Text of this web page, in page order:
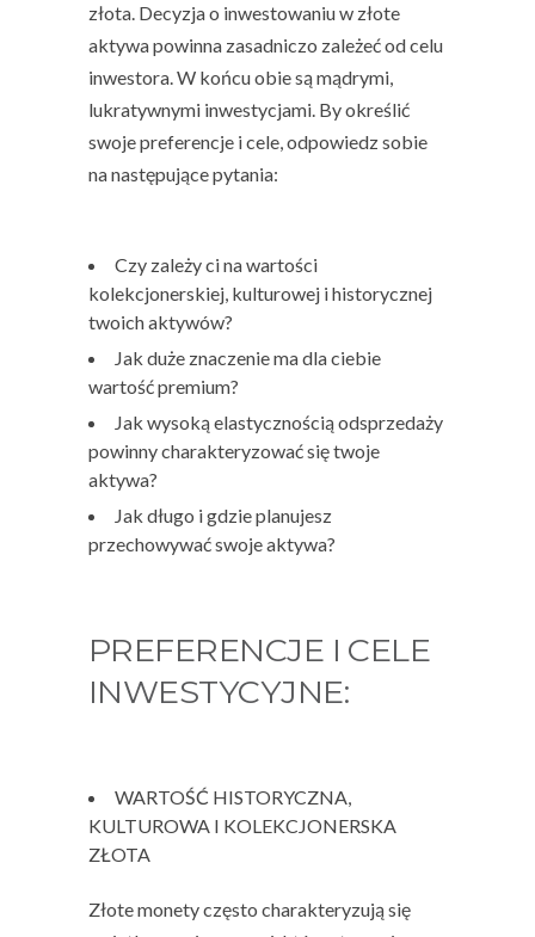
złota. Decyzja o inwestowaniu w złote
aktywa powinna zasadniczo zależeć od celu
inwestora. W końcu obie są mądrymi,
lukratywnymi inwestycjami. By określić
swoje preferencje i cele, odpowiedz sobie
na następujące pytania:
Czy zależy ci na wartości
kolekcjonerskiej, kulturowej i historycznej
twoich aktywów?
Jak duże znaczenie ma dla ciebie
wartość premium?
Jak wysoką elastycznością odsprzedaży
powinny charakteryzować się twoje
aktywa?
Jak długo i gdzie planujesz
przechowywać swoje aktywa?
PREFERENCJE I CELE
INWESTYCYJNE:
WARTOŚĆ HISTORYCZNA,
KULTUROWA I KOLEKCJONERSKA
ZŁOTA
Złote monety często charakteryzują się